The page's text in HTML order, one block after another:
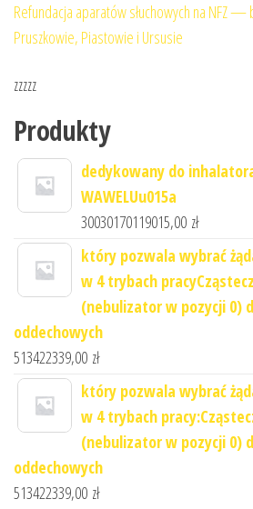
Refundacja aparatów słuchowych na NFZ —
Pruszkowie, Piastowie i Ursusie
zzzzz
Produkty
dedykowany do
WAWELUu015a
30030170119015,00 zł
który pozwala wybrać
w 4 trybach
(nebulizator w pozycji 0)
oddechowych
513422339,00 zł
który pozwala wybrać
w 4 trybach
(nebulizator w pozycji 0)
oddechowych
513422339,00 zł